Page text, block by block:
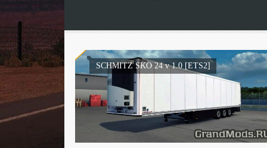
SCHMITZ SKO 24 v 1.0 [ETS2]